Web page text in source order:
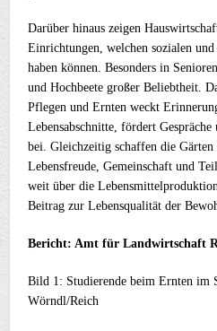
Darüber hinaus zeigen
Einrichtungen, welchen sozialen
haben können. Besonders in
und Hochbeete großer Beliebtheit.
Pflegen und Ernten weckt
Lebensabschnitte, fördert
bei. Gleichzeitig schaffen die Gärten
Lebensfreude, Gemeinschaft und
weit über die
Beitrag zur Lebensqualität der
Bericht: Amt für Landwirtschaft
Bild 1: Studierende beim Ernten im
Wörndl/Reich